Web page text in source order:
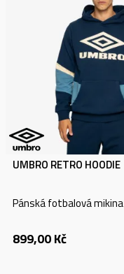
UMBRO RETRO HOODIE
Pánská fotbalová mikina
899,00Kč